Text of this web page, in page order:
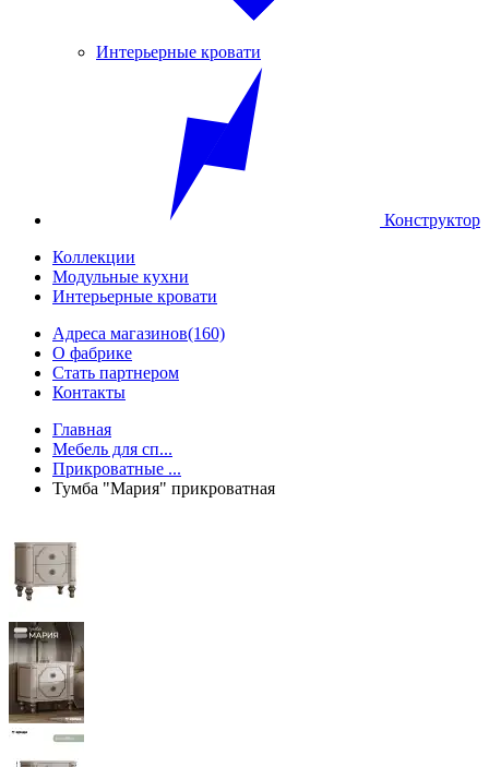
Интерьерные кровати
Конструктор
Коллекции
Модульные кухни
Интерьерные кровати
Адреса магазинов(160)
О фабрике
Стать партнером
Контакты
Главная
Мебель для сп...
Прикроватные ...
Тумба "Мария" прикроватная